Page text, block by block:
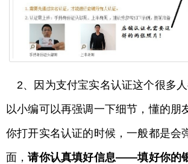
2、因为支付宝实名认证这个很多
以小编可以再强调一下细节，懂的朋
你打开实名认证的时候，一般都是会
面，请你认真填好信息——填好你